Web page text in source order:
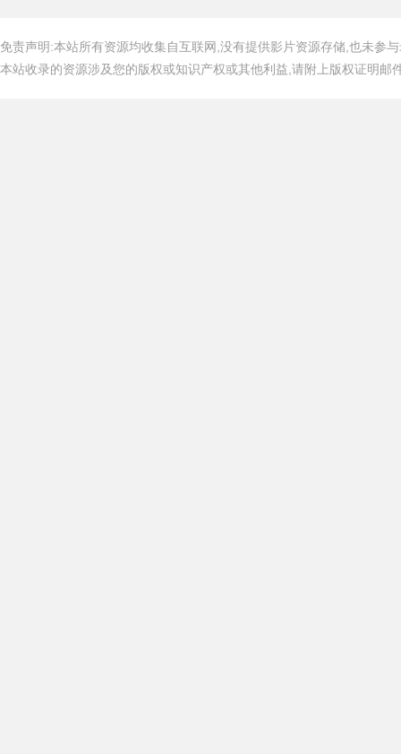
免责声明:本站所有资源均收集自互联网,没有提供影片资源存储,也未参
本站收录的资源涉及您的版权或知识产权或其他利益,请附上版权证明